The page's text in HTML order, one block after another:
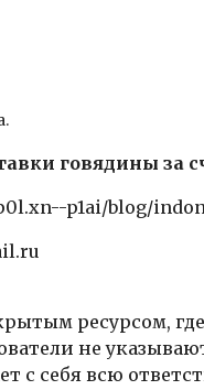
говядины за
p1ai/blog/
ресурсом,
не
с себя всю